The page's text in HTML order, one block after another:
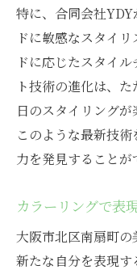
未来の美
美容院で学ぶ
業界トッ
最新技術
トレンド
時代に合
プロフェ
プ
あなたのスキ
特に、合同会社
ドに敏感なスタイ
ドに応じたスタイ
ト技術の進化は、
日のスタイリングが
このような最新技
力を発見することが
カラーリングで表
大阪市北区南扇町
新たな自分を表現